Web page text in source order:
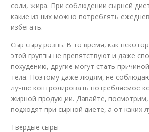
соли, жира. При соблюдении сырной
какие из них можно потреблять
избегать.
Сыр сыру рознь. В то время, как
этой группы не препятствуют и даже
похудению, другие могут стать
тела. Поэтому даже людям, не
лучше контролировать потребляемое
жирной продукции. Давайте,
подходят при сырной диете, а от каких
Твердые сыры